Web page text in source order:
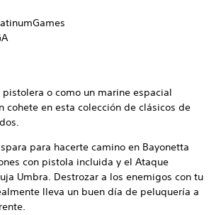
pistolera o como un marine espacial
cohete en esta colección de clásicos de
para hacerte camino en Bayonetta
con pistola incluida y el Ataque
Umbra. Destrozar a los enemigos con tu
lleva un buen día de peluquería a